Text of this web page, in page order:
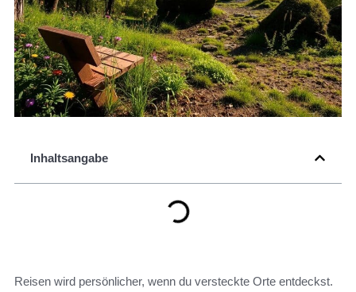
Inhaltsangabe
Reisen wird persönlicher, wenn du versteckte Orte entdeckst.